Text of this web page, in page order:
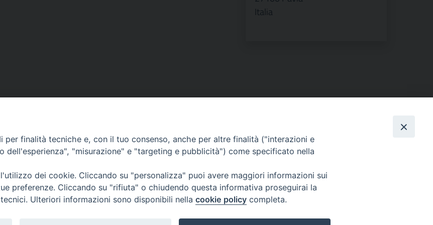
Italia
Romagna "Bruno Ubertini"
finalità tecniche e, con il tuo consenso, anche per altre finalità ("interazioni e
dell'esperienza", "misurazione" e "targeting e pubblicità") come specificato nella
dei cookie. Cliccando su "personalizza" puoi avere maggiori informazioni sui
preferenze. Cliccando su "rifiuta" o chiudendo questa informativa proseguirai la
Ulteriori informazioni sono disponibili nella cookie policy completa.